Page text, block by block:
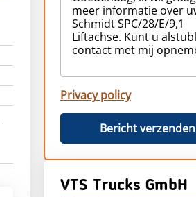
Privacy policy
Bericht verzenden
VTS Trucks GmbH